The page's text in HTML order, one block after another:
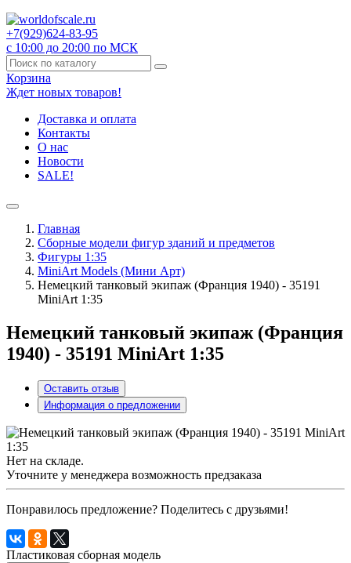
+7(929)624-83-95
с 10:00 до 20:00 по МСК
Корзина
Ждет новых товаров!
Доставка и оплата
Контакты
О нас
Новости
SALE!
Главная
Сборные модели фигур зданий и предметов
Фигуры 1:35
MiniArt Models (Мини Арт)
Немецкий танковый экипаж (Франция 1940) - 35191
MiniArt 1:35
Немецкий танковый экипаж (Франция
1940) - 35191 MiniArt 1:35
Оставить отзыв
Информация о предложении
Нет на складе.
Уточните у менеджера возможность предзаказа
Понравилось предложение? Поделитесь с друзьями!
Пластиковая сборная модель